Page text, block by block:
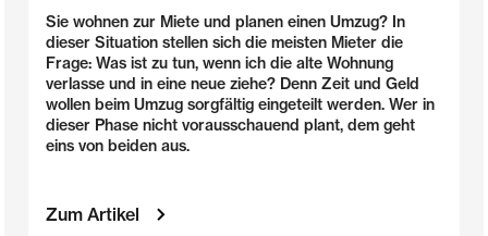
Sie wohnen zur Miete und planen einen Umzug? In
dieser Situation stellen sich die meisten Mieter die
Frage: Was ist zu tun, wenn ich die alte Wohnung
verlasse und in eine neue ziehe? Denn Zeit und Geld
wollen beim Umzug sorgfältig eingeteilt werden. Wer in
dieser Phase nicht vorausschauend plant, dem geht
eins von beiden aus.
Zum Artikel